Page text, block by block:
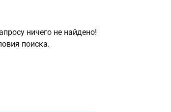
ничего не найдено!
поиска.